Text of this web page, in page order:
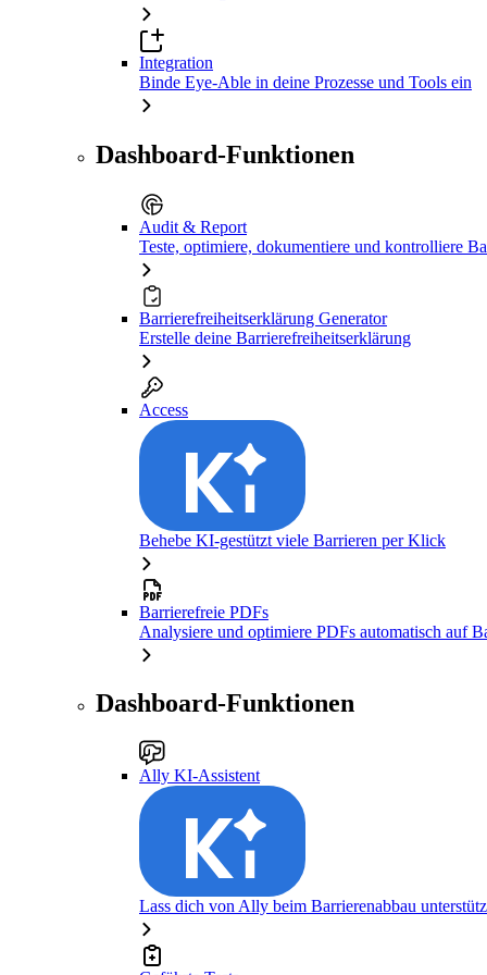
Integration
Binde Eye-Able in deine Prozesse und Tools ein
Dashboard-Funktionen
Audit & Report
Teste, optimiere, dokumentiere und kontrolliere
Barrierefreiheitserklärung Generator
Erstelle deine Barrierefreiheitserklärung
Access
Behebe KI-gestützt viele Barrieren per Klick
Barrierefreie PDFs
Analysiere und optimiere PDFs automatisch auf
Dashboard-Funktionen
Ally KI-Assistent
Lass dich von Ally beim Barrierenabbau